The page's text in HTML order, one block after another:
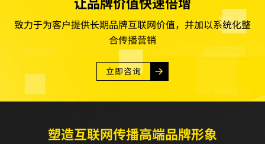
致力于为客户提供长期品牌互联网价值，并加以系统化整
合传播营销
立即咨询
塑造互联网传播高端品牌形象